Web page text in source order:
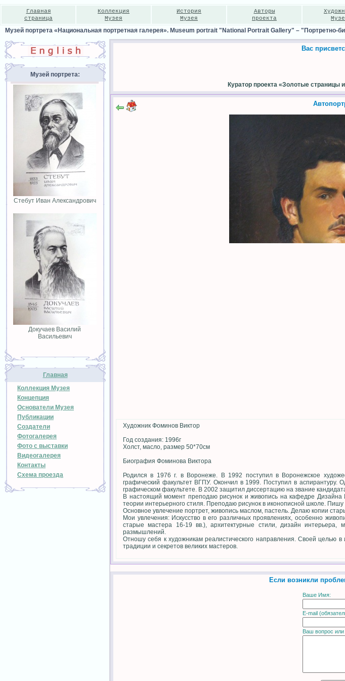
Главная
страница
Коллекция
Музея
История
Музея
Авторы
проекта
Музей портрета «Национальная портретная галерея». Museum portrait "National Portrait Gallery" – "Портретно-
Музей портрета:
Стебут Иван Александрович
Докучаев Василий
Васильевич
Главная
Коллекция Музея
Концепция
Основатели Музея
Публикации
Создатели
Фотогалерея
Фото с выставки
Видеогалерея
Контакты
Схема проезда
Вас
Куратор проекта «Золотые страницы
Художник Фоминов Виктор
Год создания: 1996г
Холст, масло, размер 50*70см
Биография Фоминова Виктора
Родился в 1976 г. в Воронеже. В 1992 поступил в Воронежское
графический факультет ВГПУ. Окончил в 1999. Поступил в аспирантуру.
графическом факультете. В 2002 защитил диссертацию на звание
В настоящий момент преподаю рисунок и живопись на кафедре Дизайна
теории интерьерного стиля. Преподаю рисунок в иконописной школе.
Основное увлечение портрет, живопись маслом, пастель. Делаю копии
Мои увлечения: Искусство в его различных проявлениях, особенно
старые мастера 16-19 вв.), архитектурные стили, дизайн
размышлений.
Отношу себя к художникам реалистического направления. Своей целью
традиции и секретов великих мастеров.
Если возникли
Ваше Имя:
E-mail
Ваш вопрос